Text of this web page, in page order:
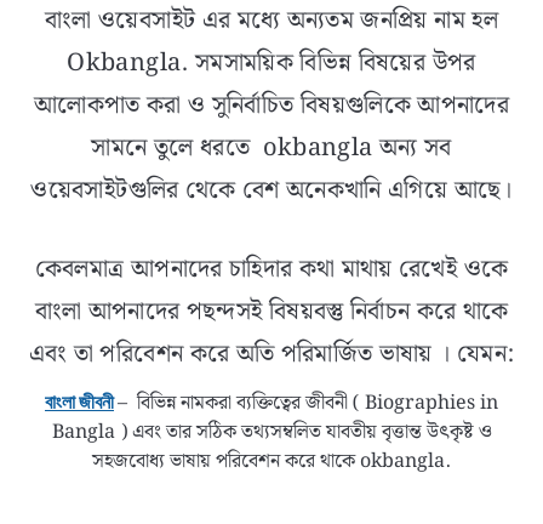
বাংলা ওয়েবসাইট এর মধ্যে অন্যতম জনপ্রিয় নাম হল
Okbangla. সমসাময়িক বিভিন্ন বিষয়ের উপর
আলোকপাত করা ও সুনির্বাচিত বিষয়গুলিকে আপনাদের
সামনে তুলে ধরতে okbangla অন্য সব
ওয়েবসাইটগুলির থেকে বেশ অনেকখানি এগিয়ে আছে।
কেবলমাত্র আপনাদের চাহিদার কথা মাথায় রেখেই ওকে
বাংলা আপনাদের পছন্দসই বিষয়বস্তু নির্বাচন করে থাকে
এবং তা পরিবেশন করে অতি পরিমার্জিত ভাষায় । যেমন:
বাংলা জীবনী– বিভিন্ন নামকরা ব্যক্তিত্বের জীবনী ( Biographies in
Bangla ) এবং তার সঠিক তথ্যসম্বলিত যাবতীয় বৃত্তান্ত উৎকৃষ্ট ও
সহজবোধ্য ভাষায় পরিবেশন করে থাকে okbangla.